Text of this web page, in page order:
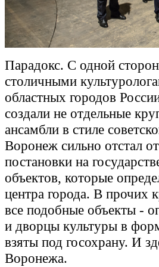
Парадокс. С одной
столичными
областных городов
создали не отдельные
ансамбли в стиле
Воронеж сильно отстал
постановки на
объектов, которые
центра города. В прочих
все подобные объекты -
и дворцы культуры в
взяты под госохрану. И
Воронежа.